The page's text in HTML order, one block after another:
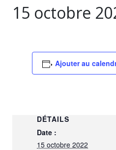
15 octobre
Ajouter au
DÉTAILS
Date :
15 octobre 2022